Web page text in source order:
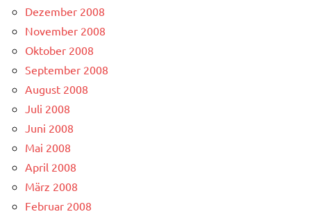
Dezember 2008
November 2008
Oktober 2008
September 2008
August 2008
Juli 2008
Juni 2008
Mai 2008
April 2008
März 2008
Februar 2008